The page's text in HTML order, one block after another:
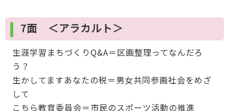
7面 ＜アラカルト＞
生涯学習まちづくりQ&A＝区画整理ってなんだろ
う？
生かしてますあなたの税＝男女共同参画社会をめざ
して
こちら教育委員会＝市民のスポーツ活動の推進